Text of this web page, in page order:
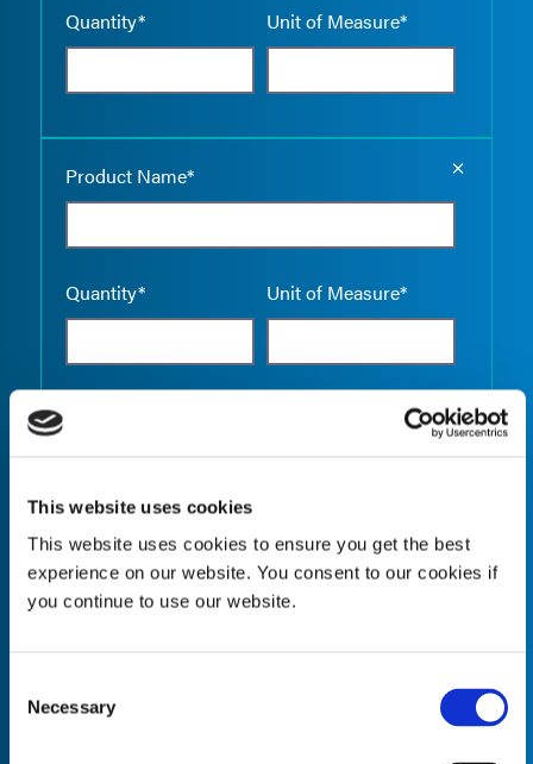
This website uses cookies
This website uses cookies to ensure you get the best
experience on our website. You consent to our cookies if
you continue to use our website.
Selection
Necessary
Quantity* Unit of Measure*
Product Name*
Quantity* Unit of Measure*
Quantity* Unit of Measure*
Empty
Product Name* Empty